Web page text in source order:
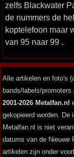
zelfs Blackwater
de nummers de
koptelefoon maar
van 95 naar 99 .
Alle artikelen en foto's
bands/labels/
2001-2026 Metalfan.nl
gekopieerd worden. De
Metalfan.nl is niet
datums van de Nieuwe
artikelen zijn onder